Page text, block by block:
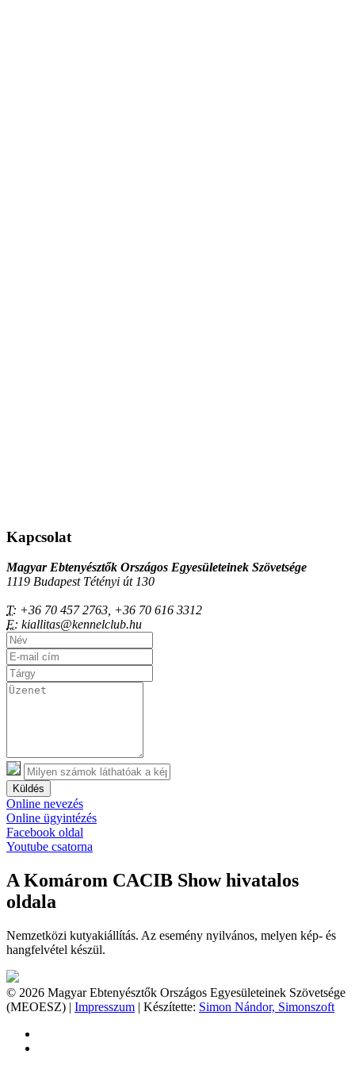
Kapcsolat
Magyar Ebtenyésztők Országos Egyesületeinek Szövetsége
1119 Budapest Tétényi út 130
T: +36 70 457 2763, +36 70 616 3312
E: kiallitas@kennelclub.hu
Küldés
Online nevezés
Online ügyintézés
Facebook oldal
Youtube csatorna
A Komárom CACIB Show hivatalos
oldala
Nemzetközi kutyakiállítás. Az esemény nyilvános, melyen kép- és
hangfelvétel készül.
© 2026 Magyar Ebtenyésztők Országos Egyesületeinek Szövetsége
(MEOESZ) | Impresszum | Készítette: Simon Nándor, Simonszoft